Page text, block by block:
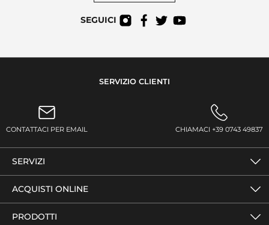
SEGUICI
SERVIZIO CLIENTI
CONTATTACI PER EMAIL CHIAMACI +39 0743 49837
SERVIZI
ACQUISTI ONLINE
PRODOTTI